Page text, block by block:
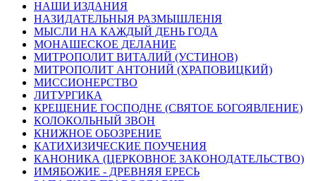
НАШИ ИЗДАНИЯ
НАЗИДАТЕЛЬНЫЯ РАЗМЫШЛЕНІЯ
МЫСЛИ НА КАЖДЫЙ ДЕНЬ ГОДА
МОНАШЕСКОЕ ДЕЛАНИЕ
МИТРОПОЛИТ ВИТАЛИЙ (УСТИНОВ)
МИТРОПОЛИТ АНТОНИЙ (ХРАПОВИЦКИЙ)
МИССИОНЕРСТВО
ЛИТУРГИКА
КРЕЩЕНИЕ ГОСПОДНЕ (СВЯТОЕ БОГОЯВЛЕНИЕ)
КОЛОКОЛЬНЫЙ ЗВОН
КНИЖНОЕ ОБОЗРЕНИЕ
КАТИХИЗИЧЕСКИЕ ПОУЧЕНИЯ
КАНОНИКА (ЦЕРКОВНОЕ ЗАКОНОДАТЕЛЬСТВО)
ИМЯБОЖИЕ - ДРЕВНЯЯ ЕРЕСЬ